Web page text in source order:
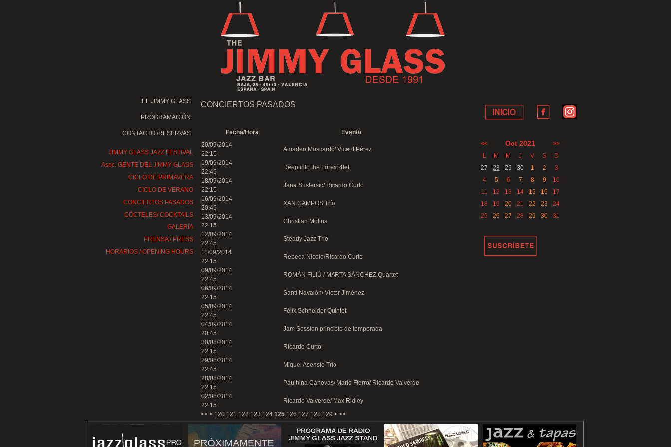
EL JIMMY GLASS
PROGRAMACIÓN
CONTACTO /RESERVAS
JIMMY GLASS JAZZ FESTIVAL
Asoc. GENTE DEL JIMMY GLASS
CICLO DE PRIMAVERA
CICLO DE VERANO
CONCIERTOS PASADOS
CÓCTELES/ COCKTAILS
GALERÍA
PRENSA / PRESS
HORARIOS / OPENING HOURS
CONCIERTOS PASADOS
Fecha/Hora
Evento
20/09/2014
22:15
Amadeo Moscardó/ Vicent Pérez
19/09/2014
22:45
Deep into the Forest 4tet
18/09/2014
22:15
Jana Sustersic/ Ricardo Curto
16/09/2014
20:45
XAN CAMPOS Trío
13/09/2014
22:15
Christian Molina
12/09/2014
22:45
Steady Jazz Trio
11/09/2014
22:15
Rebeca Nicole/Ricardo Curto
09/09/2014
22:45
ROMÁN FILIÚ / MARTA SÁNCHEZ Quartet
06/09/2014
22:15
Santi Navalón/ Víctor Jiménez
05/09/2014
22:45
Félix Schneider Quintet
04/09/2014
20:45
Jam Session principio de temporada
30/08/2014
22:15
Ricardo Curto
29/08/2014
22:45
Miquel Asensio Trío
28/08/2014
22:15
Paulhina Cánovas/ Mario Fierro/ Ricardo Valverde
02/08/2014
22:15
Ricardo Valverde/ Max Ridley
<< < 120 121 122 123 124 125 126 127 128 129 > >>
<< Oct 2021
>>
L
M M J V S
D
27
28 29 30 1 2
3
4
5 6 7 8 9
10
11
12 13 14 15 16
17
18
19 20 21 22 23
24
25
26 27 28 29 30 31